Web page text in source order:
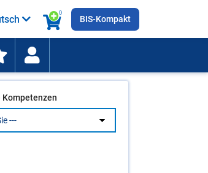
0
BIS-Kompakt